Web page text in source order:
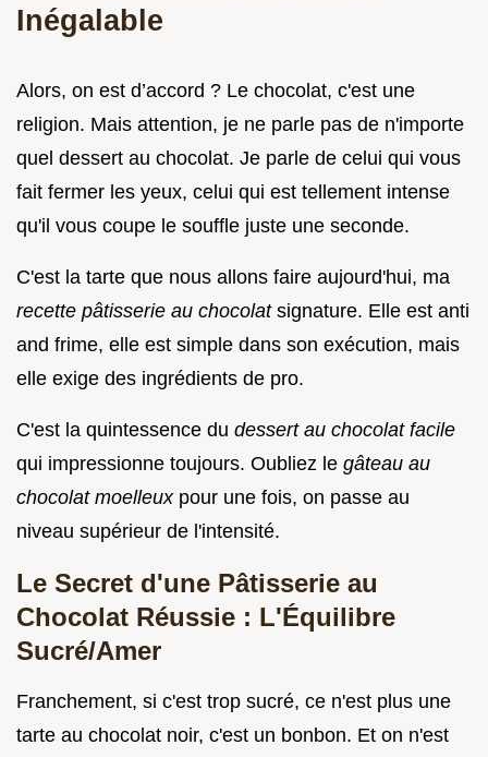
Inégalable
Alors, on est d’accord ? Le chocolat, c'est une
religion. Mais attention, je ne parle pas de n'importe
quel dessert au chocolat. Je parle de celui qui vous
fait fermer les yeux, celui qui est tellement intense
qu'il vous coupe le souffle juste une seconde.
C'est la tarte que nous allons faire aujourd'hui, ma
recette pâtisserie au chocolat signature. Elle est anti
and frime, elle est simple dans son exécution, mais
elle exige des ingrédients de pro.
C'est la quintessence du dessert au chocolat facile
qui impressionne toujours. Oubliez le gâteau au
chocolat moelleux pour une fois, on passe au
niveau supérieur de l'intensité.
Le Secret d'une Pâtisserie au
Chocolat Réussie : L'Équilibre
Sucré/Amer
Franchement, si c'est trop sucré, ce n'est plus une
tarte au chocolat noir, c'est un bonbon. Et on n'est